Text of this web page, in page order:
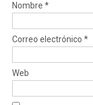
Nombre *
Correo electrónico *
Web